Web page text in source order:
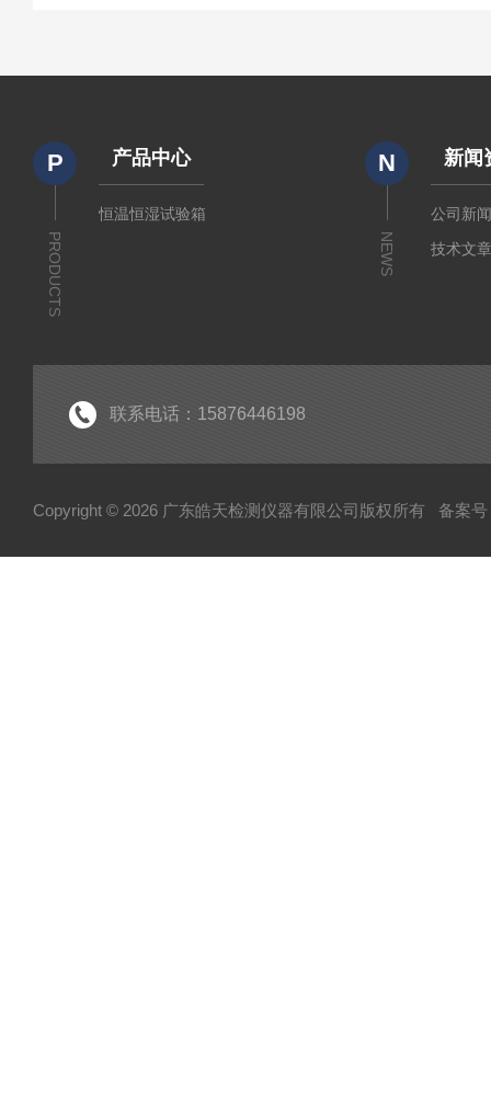
P
PRODUCTS
产品中心
恒温恒湿试验箱
N
NEWS
新闻
公司新
技术文
联系电话：15876446198
Copyright © 2026 广东皓天检测仪器有限公司版权所有 备案号